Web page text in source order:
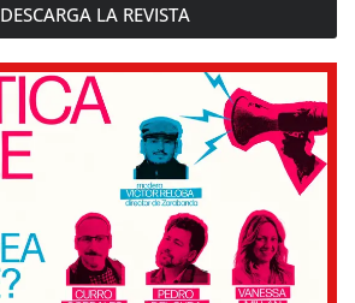
DESCARGA LA REVISTA